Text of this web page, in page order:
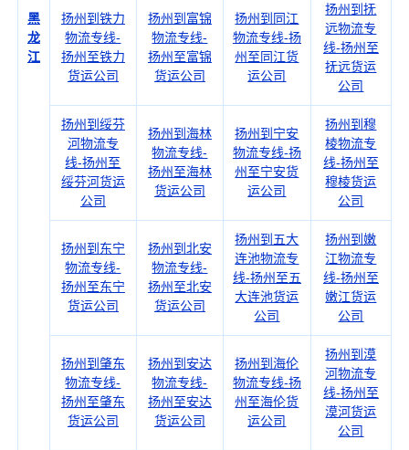
黑
龙
江
扬州到铁力
物流专线-
扬州至铁力
货运公司
扬州到富锦
物流专线-
扬州至富锦
货运公司
扬州到同江
物流专线-扬
州至同江货
运公司
扬州到抚
远物流专
线-扬州至
抚远货运
公司
扬州到绥芬
河物流专
线-扬州至
绥芬河货运
公司
扬州到海林
物流专线-
扬州至海林
货运公司
扬州到宁安
物流专线-扬
州至宁安货
运公司
扬州到穆
棱物流专
线-扬州至
穆棱货运
公司
扬州到东宁
物流专线-
扬州至东宁
货运公司
扬州到北安
物流专线-
扬州至北安
货运公司
扬州到五大
连池物流专
线-扬州至五
大连池货运
公司
扬州到嫩
江物流专
线-扬州至
嫩江货运
公司
扬州到肇东
物流专线-
扬州至肇东
货运公司
扬州到安达
物流专线-
扬州至安达
货运公司
扬州到海伦
物流专线-扬
州至海伦货
运公司
扬州到漠
河物流专
线-扬州至
漠河货运
公司